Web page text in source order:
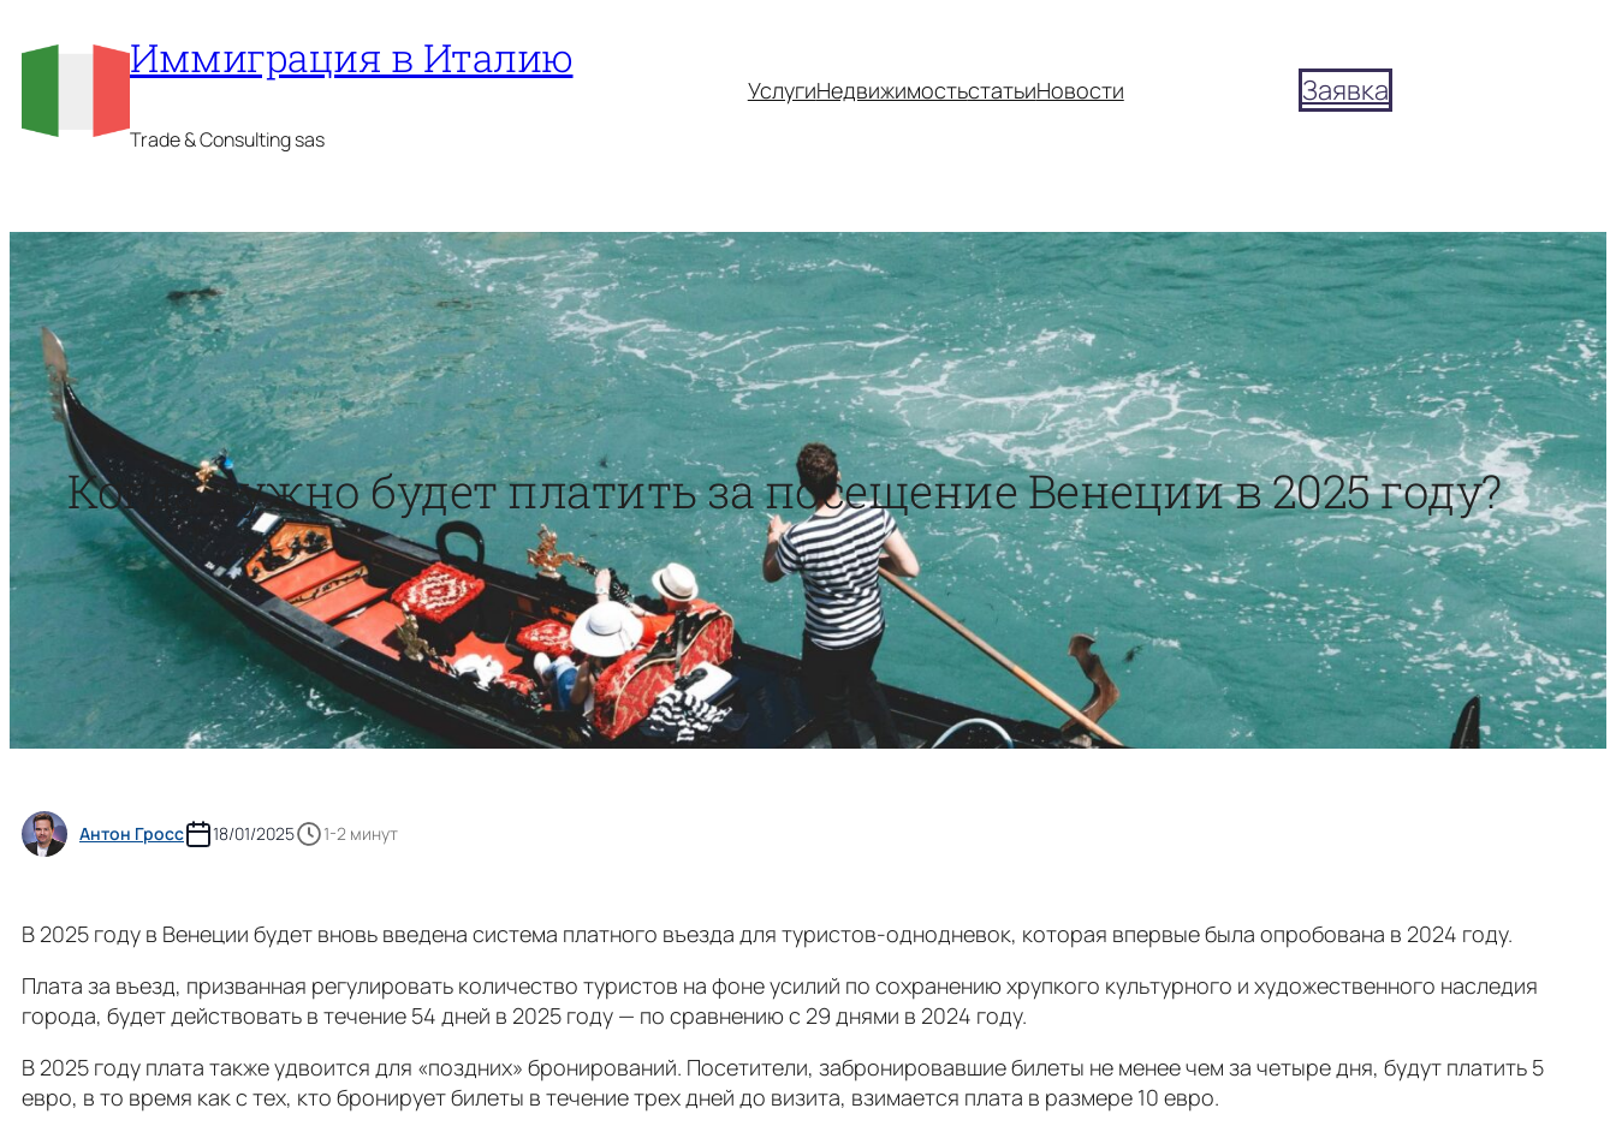
Иммиграция в Италию
Trade & Consulting sas
УслугиНедвижимостьстатьиНовости Заявка
Когда нужно будет платить за посещение Венеции в 2025 году?
Антон Гросс 18/01/2025 1-2 минут
В 2025 году в Венеции будет вновь введена система платного въезда для туристов-однодневок, которая впервые была опробована в 2024 году.
Плата за въезд, призванная регулировать количество туристов на фоне усилий по сохранению хрупкого культурного и художественного наследия
города, будет действовать в течение 54 дней в 2025 году — по сравнению с 29 днями в 2024 году.
В 2025 году плата также удвоится для «поздних» бронирований. Посетители, забронировавшие билеты не менее чем за четыре дня, будут платить 5
евро, в то время как с тех, кто бронирует билеты в течение трех дней до визита, взимается плата в размере 10 евро.